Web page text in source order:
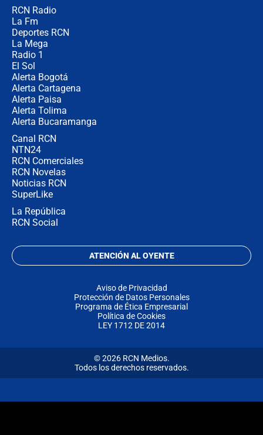
RCN Radio
La Fm
Deportes RCN
La Mega
Radio 1
El Sol
Alerta Bogotá
Alerta Cartagena
Alerta Paisa
Alerta Tolima
Alerta Bucaramanga
Canal RCN
NTN24
RCN Comerciales
RCN Novelas
Noticias RCN
SuperLike
La República
RCN Social
ATENCIÓN AL OYENTE
Aviso de Privacidad
Protección de Datos Personales
Programa de Ética Empresarial
Política de Cookies
LEY 1712 DE 2014
© 2026 RCN Medios.
Todos los derechos reservados.